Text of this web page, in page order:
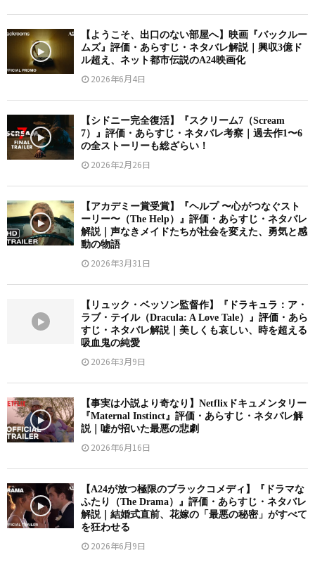
【ようこそ、出口のない部屋へ】映画『バックルー
ムズ』評価・あらすじ・ネタバレ解説｜興収3億ド
ル超え、ネット都市伝説のA24映画化
2026年6月4日
【シドニー完全復活】『スクリーム7（Scream
7）』評価・あらすじ・ネタバレ考察｜過去作1〜6
の全ストーリーも総ざらい！
2026年2月26日
【アカデミー賞受賞】『ヘルプ 〜心がつなぐスト
ーリー〜（The Help）』評価・あらすじ・ネタバレ
解説｜声なきメイドたちが社会を変えた、勇気と感
動の物語
2026年3月31日
【リュック・ベッソン監督作】『ドラキュラ：ア・
ラブ・テイル（Dracula: A Love Tale）』評価・あら
すじ・ネタバレ解説｜美しくも哀しい、時を超える
吸血鬼の純愛
2026年3月9日
【事実は小説より奇なり】Netflixドキュメンタリー
『Maternal Instinct』評価・あらすじ・ネタバレ解
説｜嘘が招いた最悪の悲劇
2026年6月16日
【A24が放つ極限のブラックコメディ】『ドラマな
ふたり（The Drama）』評価・あらすじ・ネタバレ
解説｜結婚式直前、花嫁の「最悪の秘密」がすべて
を狂わせる
2026年6月9日